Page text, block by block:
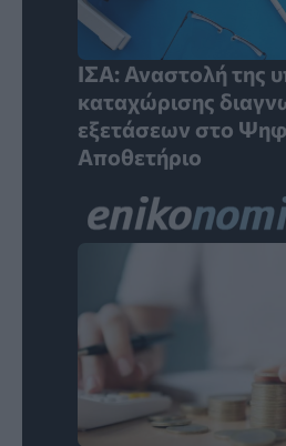
ΙΣΑ: Αναστολή της
καταχώρισης
εξετάσεων στο
Αποθετήριο